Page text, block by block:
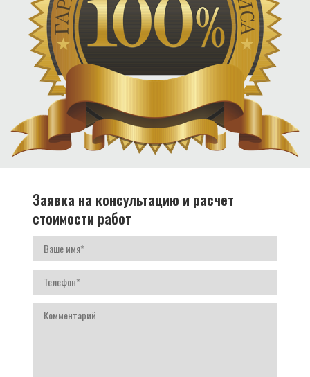
Заявка на консультацию и расчет
стоимости работ